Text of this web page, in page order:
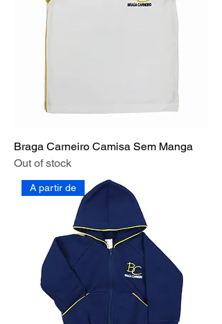
Braga Carneiro Camisa Sem Manga
Out of stock
A partir de